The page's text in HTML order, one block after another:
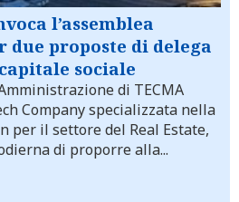
l’assemblea
proposte di delega
sociale
di TECMA
Company specializzata nella
per il settore del Real Estate,
di proporre alla...